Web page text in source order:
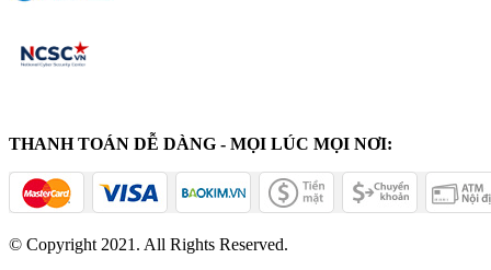
THANH TOÁN DỄ DÀNG - MỌI LÚC MỌI NƠI:
© Copyright 2021. All Rights Reserved.